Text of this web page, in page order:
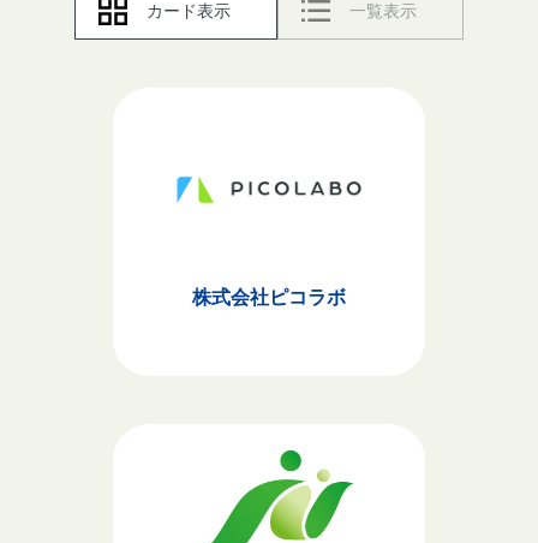
カード表示 一覧表示
株式会社ピコラボ